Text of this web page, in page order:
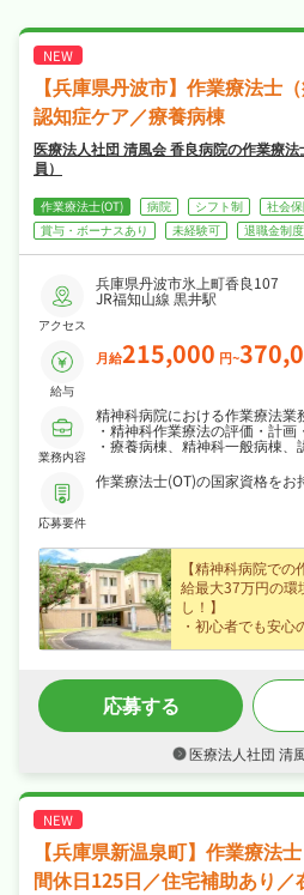
稿
ナ
ビ
ゲ
ー
シ
【兵庫県丹波市】作業療法士
認知症ケア／療養病棟
医療法人社団 清風会 香良病院の作業療
員）
作業療法士(OT) 病院 シフト制 社会
賞与・ボーナスあり
未経験可 退職金制
アクセス
兵庫県丹波市氷上町香良107
JR福知山線 黒井駅
給与
月給215,000 円~
業務内容
精神科病院における作業療法業
・精神科作業療法の評価・計画
・療養病棟、精神科一般病棟
・作業療法室での個人活動、病
なお、管理職として勤務して頂
応募要件
作業療法士(OT)の国家資格をお
【精神科病院で
給最大37万円の環
し！】
・初心者でも安
・最大月給37万円
り、昇給・退職金
・休日は週休二
れます！
応募する
医療法人社団 清
【兵庫県新温泉町】作業療法
間休日125日／住宅補助あり／